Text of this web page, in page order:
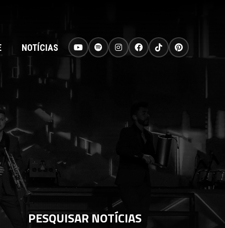
NOTÍCIAS
PESQUISAR NOTÍCIAS